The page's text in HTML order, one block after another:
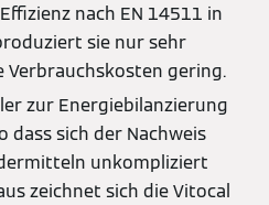
nach EN 14511 in
sie nur sehr
Verbrauchskosten gering.
zur Energiebilanzierung
sich der Nachweis
unkompliziert
zeichnet sich die Vitocal